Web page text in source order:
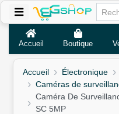
Accueil Boutique
Accueil Électronique
Caméras de
Caméra De
SC 5MP